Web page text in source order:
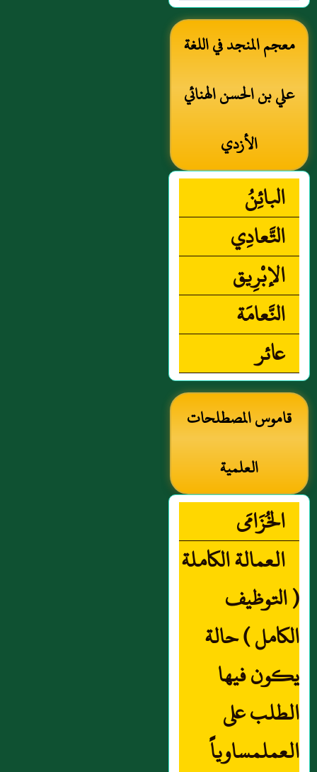
معجم المنجد في اللغة
علي بن الحسن الهنائي
الأزدي
البائِنُ
التَّعادِي
الإبْرِيق
النَّعامَة
عائر
قاموس المصطلحات
العلمية
الخُزَامَى
العمالة الكاملة
( التوظيف
الكامل ) حالة
يكون فيها
الطلب على
العملمساوياً